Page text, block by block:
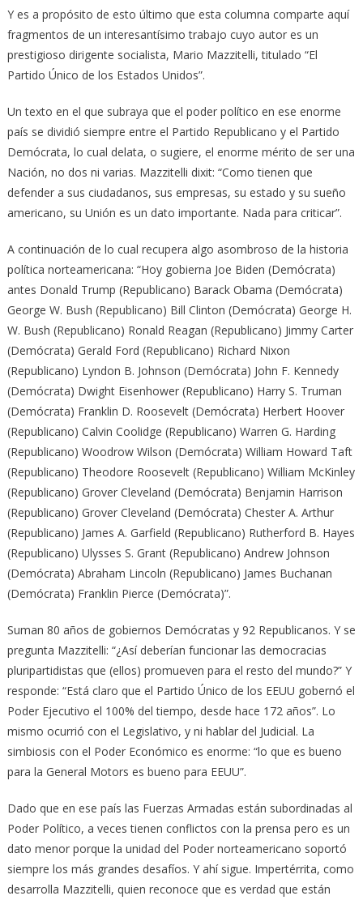
Y es a propósito de esto último que esta columna comparte aquí
fragmentos de un interesantísimo trabajo cuyo autor es un
prestigioso dirigente socialista, Mario Mazzitelli, titulado “El
Partido Único de los Estados Unidos”.
Un texto en el que subraya que el poder político en ese enorme
país se dividió siempre entre el Partido Republicano y el Partido
Demócrata, lo cual delata, o sugiere, el enorme mérito de ser una
Nación, no dos ni varias. Mazzitelli dixit: “Como tienen que
defender a sus ciudadanos, sus empresas, su estado y su sueño
americano, su Unión es un dato importante. Nada para criticar”.
A continuación de lo cual recupera algo asombroso de la historia
política norteamericana: “Hoy gobierna Joe Biden (Demócrata)
antes Donald Trump (Republicano) Barack Obama (Demócrata)
George W. Bush (Republicano) Bill Clinton (Demócrata) George H.
W. Bush (Republicano) Ronald Reagan (Republicano) Jimmy Carter
(Demócrata) Gerald Ford (Republicano) Richard Nixon
(Republicano) Lyndon B. Johnson (Demócrata) John F. Kennedy
(Demócrata) Dwight Eisenhower (Republicano) Harry S. Truman
(Demócrata) Franklin D. Roosevelt (Demócrata) Herbert Hoover
(Republicano) Calvin Coolidge (Republicano) Warren G. Harding
(Republicano) Woodrow Wilson (Demócrata) William Howard Taft
(Republicano) Theodore Roosevelt (Republicano) William McKinley
(Republicano) Grover Cleveland (Demócrata) Benjamin Harrison
(Republicano) Grover Cleveland (Demócrata) Chester A. Arthur
(Republicano) James A. Garfield (Republicano) Rutherford B. Hayes
(Republicano) Ulysses S. Grant (Republicano) Andrew Johnson
(Demócrata) Abraham Lincoln (Republicano) James Buchanan
(Demócrata) Franklin Pierce (Demócrata)”.
Suman 80 años de gobiernos Demócratas y 92 Republicanos. Y se
pregunta Mazzitelli: “¿Así deberían funcionar las democracias
pluripartidistas que (ellos) promueven para el resto del mundo?” Y
responde: “Está claro que el Partido Único de los EEUU gobernó el
Poder Ejecutivo el 100% del tiempo, desde hace 172 años”. Lo
mismo ocurrió con el Legislativo, y ni hablar del Judicial. La
simbiosis con el Poder Económico es enorme: “lo que es bueno
para la General Motors es bueno para EEUU”.
Dado que en ese país las Fuerzas Armadas están subordinadas al
Poder Político, a veces tienen conflictos con la prensa pero es un
dato menor porque la unidad del Poder norteamericano soportó
siempre los más grandes desafíos. Y ahí sigue. Impertérrita, como
desarrolla Mazzitelli, quien reconoce que es verdad que están